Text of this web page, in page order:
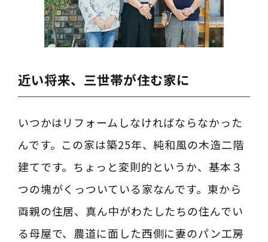
近い将来、三世帯が住む家に
いつかはリフォームしなければならなかった
んです。この家は築25年、純和風の木造二階
建てです。ちょっと変則的というか、基本３
つの塊がくっついている家なんです。東から
両親の住居、真ん中がわたしたちの住んでい
る母屋で、農道に面した西側に妻のパン工房